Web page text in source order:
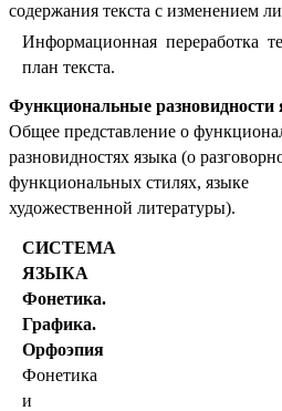
содержания текста с изменением
Информационная переработка
план текста.
Функциональные разновидности
Общее представление о
разновидностях языка (о
функциональных стилях, языке
художественной литературы).
СИСТЕМА
ЯЗЫКА
Фонетика.
Графика.
Орфоэпия
Фонетика
и